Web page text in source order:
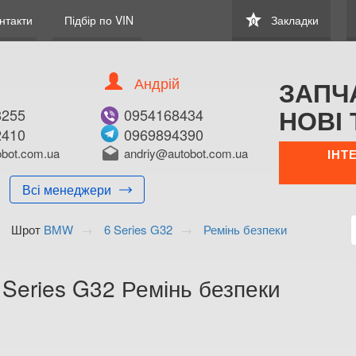
Підбір по VIN star
0 Закладки
Всі менеджери
Андрій
0954168434
0969894390
drafts andriy@autobot.com.ua
НОВІ
Шрот BMW 6 Series G32 Ремінь безпеки
G32 Ремінь безпеки
В ЗАКЛАДКИ КУПИТИ
Менеджер:
+38 (095) 416-